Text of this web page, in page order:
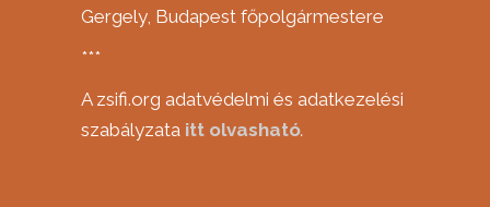
Gergely, Budapest főpolgármestere
***
A zsifi.org adatvédelmi és adatkezelési
szabályzata itt olvasható.